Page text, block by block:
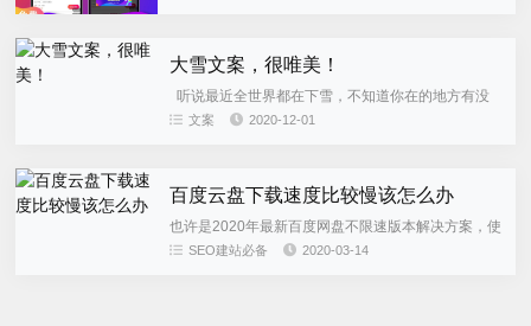
大雪文案，很唯美！
听说最近全世界都在下雪，不知道你在的地方有没
有下雪呢？ 我在的武汉，虽然还没有雪的踪迹，但天
文案 2020-12-01
百度云盘下载速度比较慢该怎么办
也许是2020年最新百度网盘不限速版本解决方案，使
用此方法可以解决百度网盘下载速度慢的问题。而且
SEO建站必备 2020-03-14